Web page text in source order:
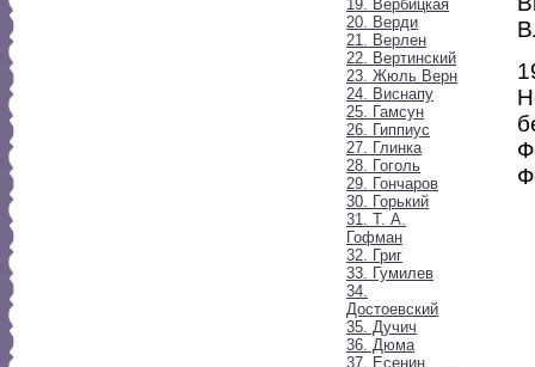
19. Вербицкая
20. Верди
21. Верлен
22. Вертинский
23. Жюль Верн
24. Виснапу
25. Гамсун
26. Гиппиус
27. Глинка
28. Гоголь
29. Гончаров
30. Горький
31. Т. А.
Гофман
32. Григ
33. Гумилев
34.
Достоевский
35. Дучич
36. Дюма
37. Есенин